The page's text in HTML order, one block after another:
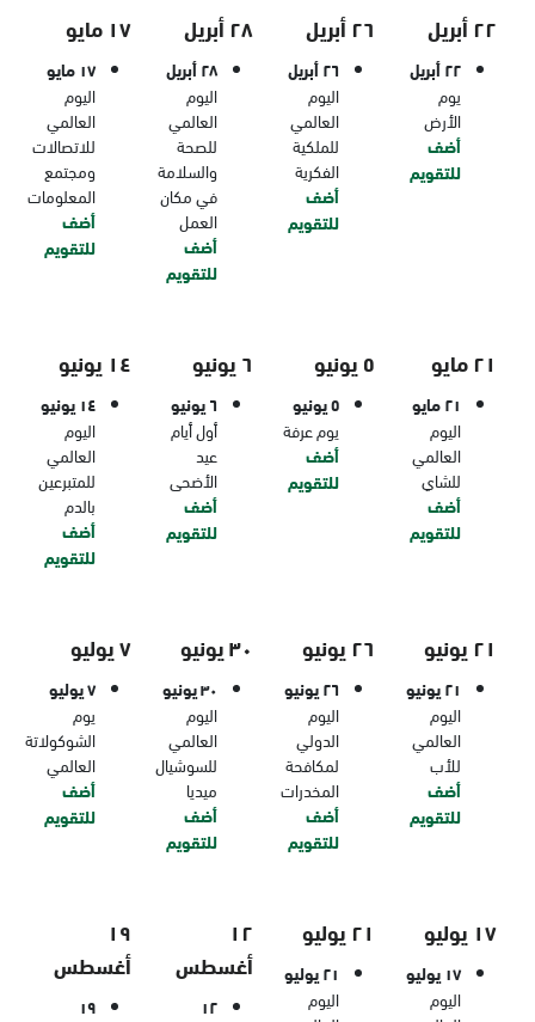
٢٢ أبريل
٢٢ أبريل
يوم
الأرض
أضف
للتقويم
٢٦ أبريل
٢٦ أبريل
اليوم
العالمي
للملكية
الفكرية
أضف
للتقويم
٢٨ أبريل
٢٨ أبريل
اليوم
العالمي
للصحة
والسلامة
في مكان
العمل
أضف
للتقويم
١٧ مايو
١٧ مايو
اليوم
العالمي
للاتصالات
ومجتمع
المعلومات
أضف
للتقويم
٢١ مايو
٢١ مايو
اليوم
العالمي
للشاي
أضف
للتقويم
٥ يونيو
٥ يونيو
يوم عرفة
أضف
للتقويم
٦ يونيو
٦ يونيو
أول أيام
عيد
الأضحى
أضف
للتقويم
١٤ يونيو
١٤ يونيو
اليوم
العالمي
للمتبرعين
بالدم
أضف
للتقويم
٢١ يونيو
٢١ يونيو
اليوم
العالمي
للأب
أضف
للتقويم
٢٦ يونيو
٢٦ يونيو
اليوم
الدولي
لمكافحة
المخدرات
أضف
للتقويم
٣٠ يونيو
٣٠ يونيو
اليوم
العالمي
للسوشيال
ميديا
أضف
للتقويم
٧ يوليو
٧ يوليو
يوم
الشوكولاتة
العالمي
أضف
للتقويم
١٧ يوليو
١٧ يوليو
اليوم
٢١ يوليو
٢١ يوليو
اليوم
١٢
أغسطس
١٢
١٩
أغسطس
١٩